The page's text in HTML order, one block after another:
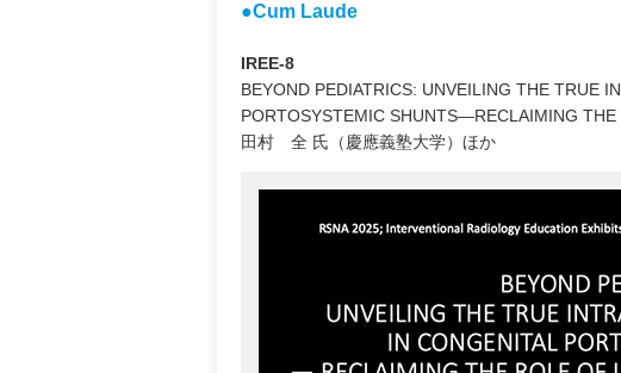
●Cum Laude
IREE-8
BEYOND PEDIATRICS: UNVEILING THE TRUE
PORTOSYSTEMIC SHUNTS—RECLAIMING
田村 全 氏（慶應義塾大学）ほか